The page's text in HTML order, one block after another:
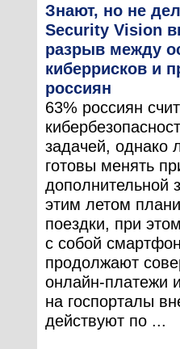
Знают, но не
Security Vision
разрыв между
киберрисков и
россиян
63% россиян
задачей, однако
готовы менять
дополнительной
этим летом
поездки, при
с собой
продолжают
онлайн-платежи
на госпорталы
действуют по ...